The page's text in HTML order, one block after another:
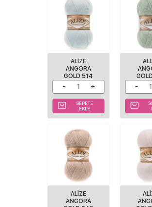
ALIZE
ANGORA
GOLD 514
SEPETE
EKLE
ALIZE
ANGORA